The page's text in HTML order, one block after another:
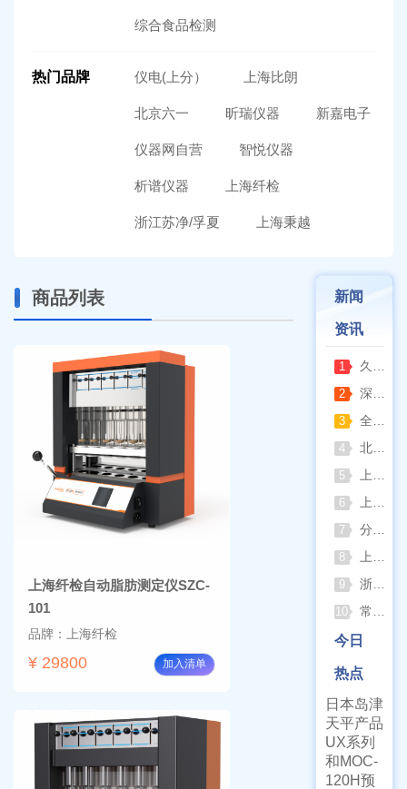
综合食品检测
热门品牌 仪电(上分） 上海比朗
北京六一 昕瑞仪器 新嘉电子
仪器网自营 智悦仪器
析谱仪器 上海纤检
浙江苏净/孚夏 上海秉越
商品列表
上海纤检自动脂肪测定仪SZC-
101
品牌：上海纤检
¥ 29800 加入清单
新闻
资讯
1 久兴医疗高压蒸汽灭菌器：制药科研灭菌的可靠之选
2 深那静音超声波清洗仪：科研洁净新标准，安静高效更安心
3 全自动凯氏定氮仪测定焦炭中氮 上海纤检助力焦化行业精准检测
4 北京六一电泳仪完整选型指南（分电泳槽 + 电源两大模块，按实验场景直接匹配）
5 上海仪电吸光光度法和荧光分析法的异同
6 上海佑科GC-7860系列网络化气相色谱仪
7 分清生物安全柜与洁净工作台 苏州安泰科普两类设备差异
8 上海申安灭菌器外排、内排与干燥功能全解析
9 浙江孚夏：打造合规可靠的实验室洁净装备
10 常熟雪科实验室制冰机日常保养要点
今日
热点
日本岛津
天平产品
UX系列
和MOC-
120H预